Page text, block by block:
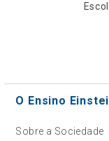
O Ensino
Sobre a Sociedade